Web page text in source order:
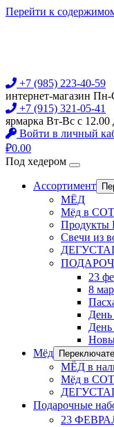
Перейти к
+7 (985) 223-40-59
интернет-магазин
+7 (915) 321-05-41
ярмарка Вт-Вс с 12.00
Войти в личный
₽0.00
Под хедером
Ассортимент
МЁД
Мёд в
Свечи из
23
8
День
Мёд
МЁД в
Мёд в
Подарочные
23